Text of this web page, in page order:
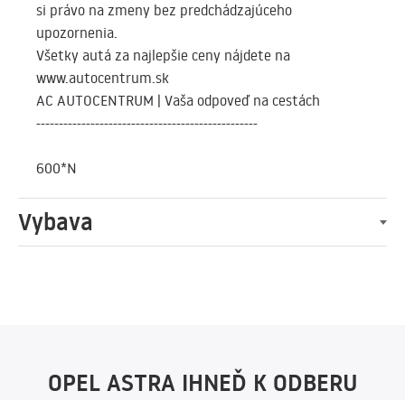
si právo na zmeny bez predchádzajúceho
upozornenia.
Všetky autá za najlepšie ceny nájdete na
www.autocentrum.sk
AC AUTOCENTRUM | Vaša odpoveď na cestách
-------------------------------------------------
600*N
Vybava
OPEL ASTRA IHNEĎ K ODBERU